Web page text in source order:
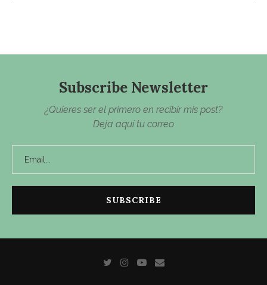
Subscribe Newsletter
¿Quieres ser el primero en recibir mis post?
Deja aquí tu correo